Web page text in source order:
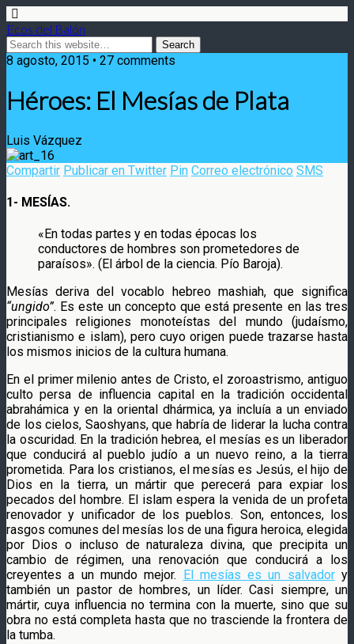
Ecos del Balón
8 agosto, 2015 • 27 comments
Héroes: El Mesías de Plata
Luis Vázquez
Compartir Publicar en Twitter Pin Correo electrónico SMS
1- MESÍAS.
«En todas partes y en todas épocas los
conductores de hombres son prometedores de
paraísos». (El árbol de la ciencia. Pío Baroja).
Mesías deriva del vocablo hebreo mashiah, que significa
“ungido”. Es este un concepto que está presente en las tres
principales religiones monoteístas del mundo (judaísmo,
cristianismo e islam), pero cuyo origen puede trazarse hasta
los mismos inicios de la cultura humana.
En el primer milenio antes de Cristo, el zoroastrismo, antiguo
culto persa de influencia capital en la tradición occidental
abrahámica y en la oriental dhármica, ya incluía a un enviado
de los cielos, Saoshyans, que habría de liderar la lucha contra
la oscuridad. En la tradición hebrea, el mesías es un liberador
que conducirá al pueblo judío a un nuevo reino, a la tierra
prometida. Para los cristianos, el mesías es Jesús, el hijo de
Dios en la tierra, un mártir que perecerá para expiar los
pecados del hombre. El islam espera la venida de un profeta
renovador y unificador de los pueblos. Son, entonces, los
rasgos comunes del mesías los de una figura heroica, elegida
por Dios o incluso de naturaleza divina, que precipita un
cambio de régimen, una renovación que conducirá a los
creyentes a un mundo mejor.
El mesías es un salvadory
también un pastor de hombres, un líder. Casi siempre, un
mártir, cuya influencia no termina con la muerte, sino que su
obra no está completa hasta que no trasciende la frontera de
la tumba.